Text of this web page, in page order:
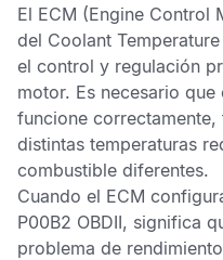
El ECM (Engine Control
del Coolant Temperature
el control y regulación
motor. Es necesario
funcione
distintas temperaturas
combustible diferentes.
Cuando el ECM
P00B2 OBDII, significa
problema de